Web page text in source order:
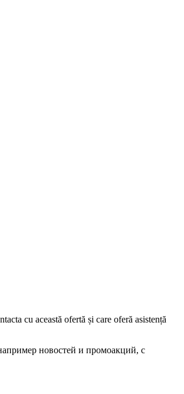
cu această ofertă și care oferă asistență
новостей и промоакций, с